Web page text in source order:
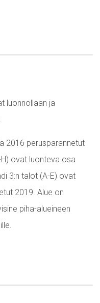
luonnollaan ja
2016 perusparannetut
ovat luonteva osa
3:n talot (A-E) ovat
2019. Alue on
piha-alueineen